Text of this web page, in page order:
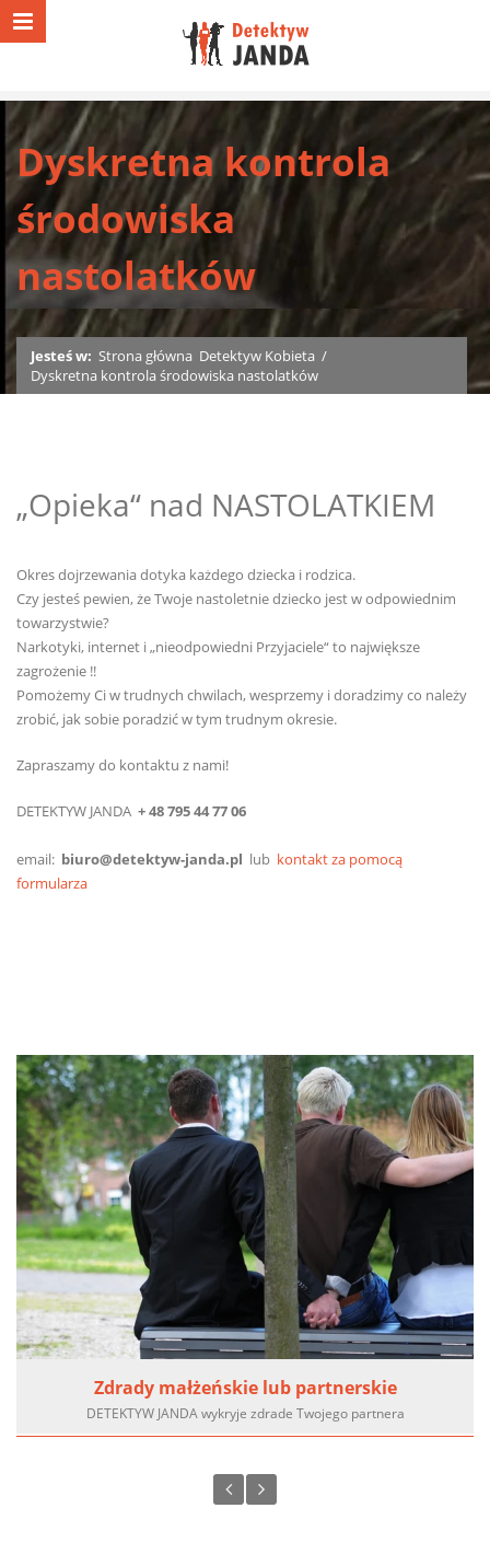
Dyskretna kontrola
środowiska
nastolatków
Jesteś w: Strona główna Detektyw Kobieta /
Dyskretna kontrola środowiska nastolatków
„Opieka“ nad NASTOLATKIEM
Okres dojrzewania dotyka każdego dziecka i rodzica.
Czy jesteś pewien, że Twoje nastoletnie dziecko jest w odpowiednim
towarzystwie?
Narkotyki, internet i „nieodpowiedni Przyjaciele“ to największe
zagrożenie !!
Pomożemy Ci w trudnych chwilach, wesprzemy i doradzimy co należy
zrobić, jak sobie poradzić w tym trudnym okresie.
Zapraszamy do kontaktu z nami!
DETEKTYW JANDA + 48 795 44 77 06
email: biuro@detektyw-janda.pl lub kontakt za pomocą
formularza
Zdrady małżeńskie lub partnerskie
DETEKTYW JANDA wykryje zdrade Twojego partnera